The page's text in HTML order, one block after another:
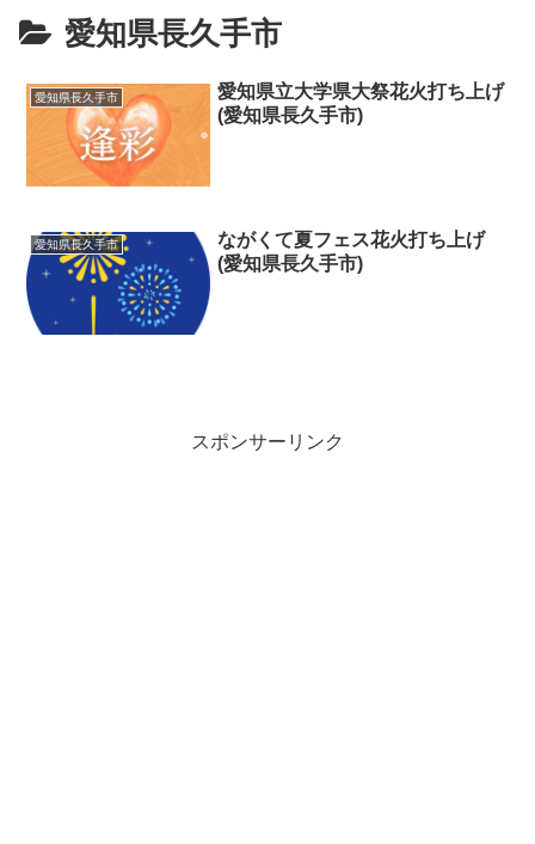
愛知県長久手市
愛知県長久手市
愛知県立大学県大祭花火打ち上げ
(愛知県長久手市)
愛知県長久手市
ながくて夏フェス花火打ち上げ
(愛知県長久手市)
スポンサーリンク